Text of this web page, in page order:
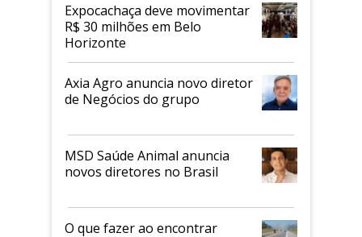
Expocachaça deve movimentar
R$ 30 milhões em Belo
Horizonte
Axia Agro anuncia novo diretor
de Negócios do grupo
MSD Saúde Animal anuncia
novos diretores no Brasil
O que fazer ao encontrar